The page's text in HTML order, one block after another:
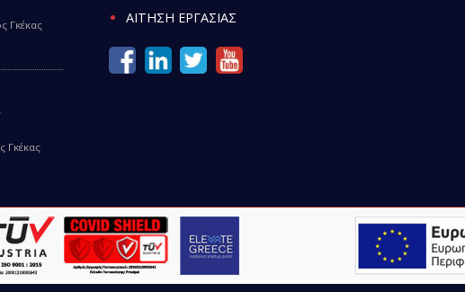
Γκέκας
Γκέκας
ΑΙΤΗΣΗ ΕΡΓΑΣΙΑΣ